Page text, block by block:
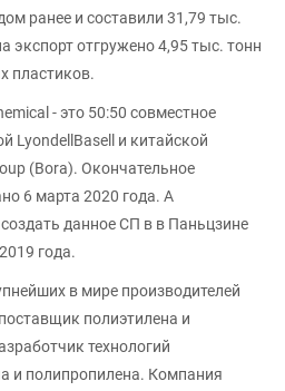
ранее и составили 31,79 тыс.
экспорт отгружено 4,95 тыс. тонн
пластиков.
- это 50:50 совместное
LyondellBasell и китайской
(Bora). Окончательное
6 марта 2020 года. А
данное СП в в Паньцзине
года.
в мире производителей
полиэтилена и
технологий
и полипропилена. Компания